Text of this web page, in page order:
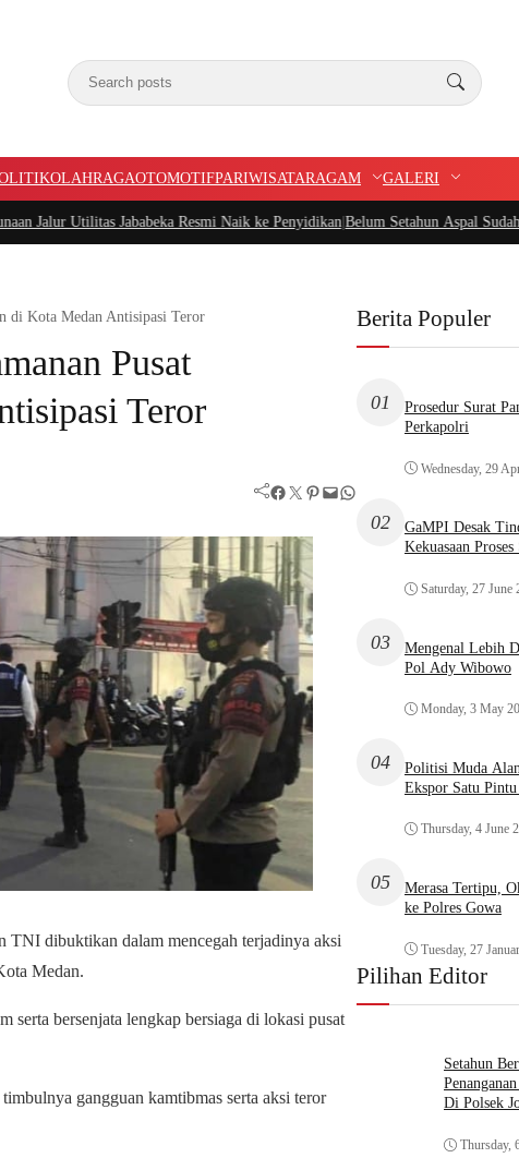
OLAHRAGAOTOMOTIFPARIWISATARAGAM GALERI
Jababeka Resmi Naik ke Penyidikan|Belum Setahun Aspal Sudah Rusak,
di Kota Medan Antisipasi Teror
Pusat
Teror
Facebook Twitter Pinterest Mail WhatsApp
TNI dibuktikan dalam mencegah terjadinya aksi
Medan.
serta bersenjata lengkap bersiaga di lokasi pusat
gangguan kamtibmas serta aksi teror
Berita Populer
01
Prosedur Surat
Perkapolri
Wednesday, 29
02
GaMPI Desak
Kekuasaan
Saturday, 27 June
03
Mengenal Lebih
Pol Ady Wibowo
Monday, 3 May
04
Politisi Muda
Ekspor Satu
Thursday, 4 June
05
Merasa Tertipu,
ke Polres Gowa
Tuesday, 27
Pilihan Editor
Setahun
Di Polsek
Thursday,